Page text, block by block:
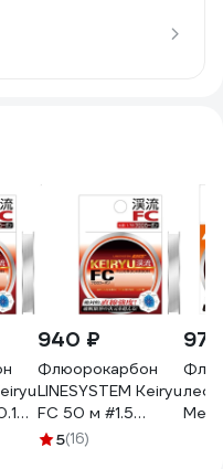
940 ₽
Флюорокарбон
LINESYSTEM Keiryu
FC 50 м #1.5
0.205 мм 03649
5(16)